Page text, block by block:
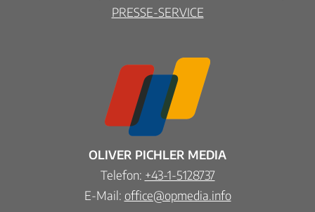
PRESSE-SERVICE
OLIVER PICHLER MEDIA
Telefon: +43-1-5128737
E-Mail: office@opmedia.info